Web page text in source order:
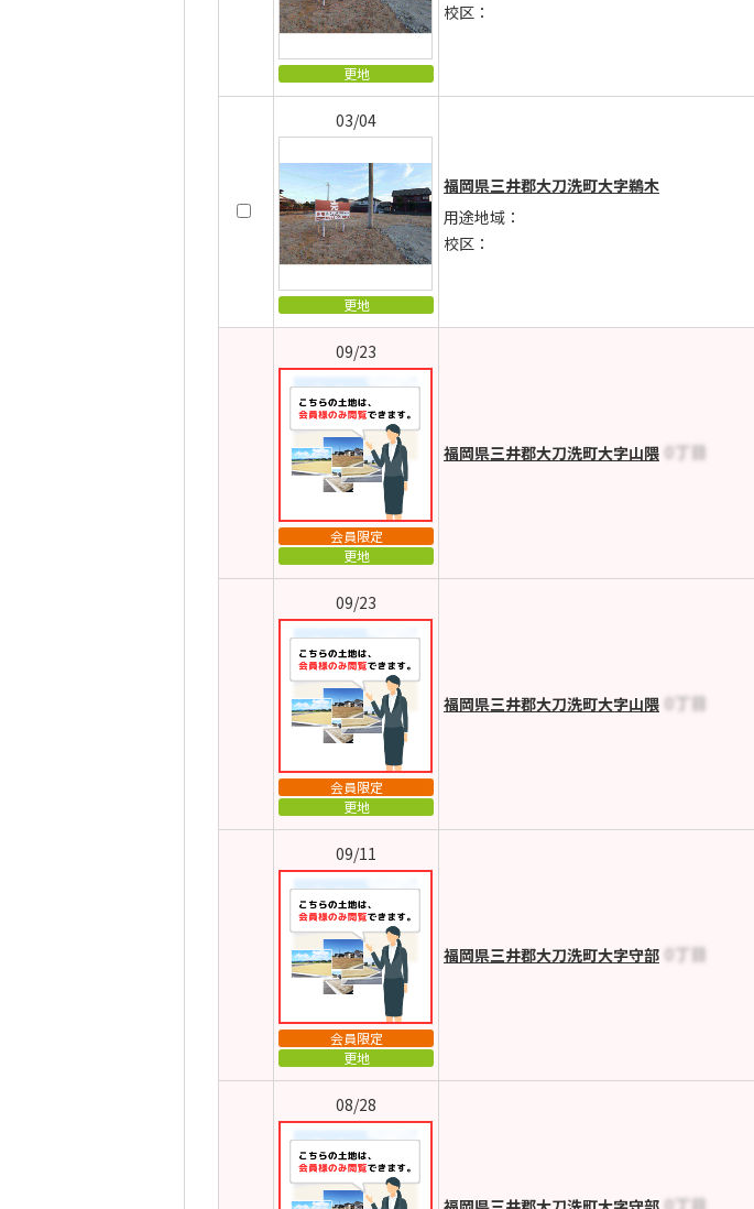
更地
校区：
03/04
更地
福岡県三井郡大刀洗町大字鵜木
用途地域：
校区：
09/23
会員限定
更地
福岡県三井郡大刀洗町大字山隈
09/23
会員限定
更地
福岡県三井郡大刀洗町大字山隈
09/11
会員限定
更地
福岡県三井郡大刀洗町大字守部
08/28